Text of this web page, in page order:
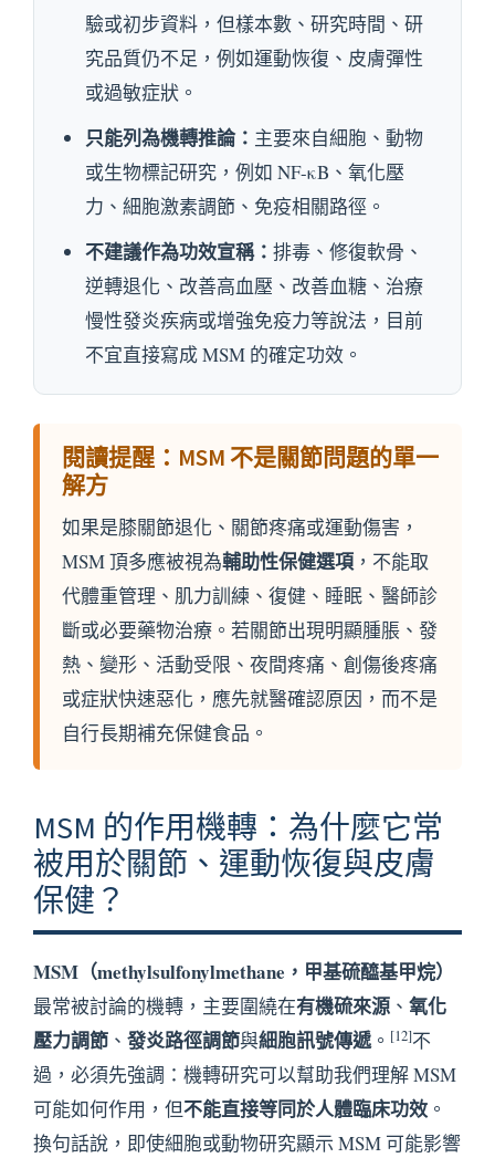
驗或初步資料，但樣本數、研究時間、研
究品質仍不足，例如運動恢復、皮膚彈性
或過敏症狀。
只能列為機轉推論： 主要來自細胞、動物
或生物標記研究，例如 NF-κB、氧化壓
力、細胞激素調節、免疫相關路徑。
不建議作為功效宣稱： 排毒、修復軟骨、
逆轉退化、改善高血壓、改善血糖、治療
慢性發炎疾病或增強免疫力等說法，目前
不宜直接寫成 MSM 的確定功效。
閱讀提醒：MSM 不是關節問題的單一
解方
如果是膝關節退化、關節疼痛或運動傷害，
MSM 頂多應被視為輔助性保健選項 ，不能取
代體重管理、肌力訓練、復健、睡眠、醫師診
斷或必要藥物治療。若關節出現明顯腫脹、發
熱、變形、活動受限、夜間疼痛、創傷後疼痛
或症狀快速惡化，應先就醫確認原因，而不是
自行長期補充保健食品。
MSM 的作用機轉：為什麼它常
被用於關節、運動恢復與皮膚
保健？
MSM（methylsulfonylmethane，甲基硫醯基甲烷）
最常被討論的機轉，主要圍繞在有機硫來源 、 氧化
壓力調節 、 發炎路徑調節與細胞訊號傳遞。 [12]不
過，必須先強調：機轉研究可以幫助我們理解 MSM
可能如何作用，但不能直接等同於人體臨床功效 。
換句話說，即使細胞或動物研究顯示 MSM 可能影響